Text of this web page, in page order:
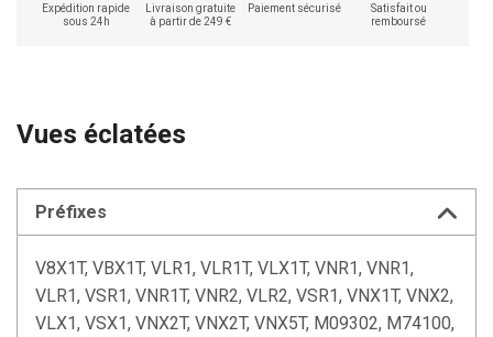
Expédition rapide
sous 24h
Livraison gratuite
à partir de 249 €
Paiement sécurisé
Satisfait ou
remboursé
Vues éclatées
Préfixes
V8X1T, VBX1T, VLR1, VLR1T, VLX1T, VNR1, VNR1,
VLR1, VSR1, VNR1T, VNR2, VLR2, VSR1, VNX1T, VNX2,
VLX1, VSX1, VNX2T, VNX2T, VNX5T, M09302, M74100,